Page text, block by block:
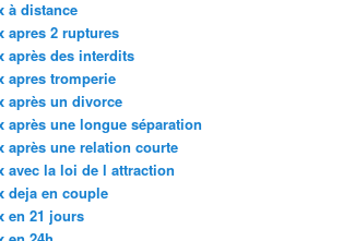
à distance
apres 2 ruptures
après des interdits
apres tromperie
après un divorce
après une longue séparation
après une relation courte
avec la loi de l attraction
deja en couple
en 21 jours